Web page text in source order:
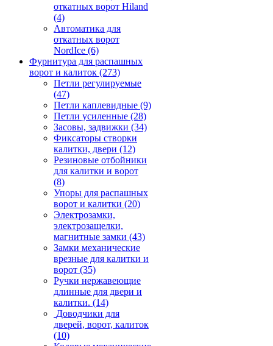
откатных ворот Hiland
(4)
Автоматика для
откатных ворот
NordIce (6)
Фурнитура для распашных
ворот и калиток (273)
Петли регулируемые
(47)
Петли каплевидные (9)
Петли усиленные (28)
Засовы, задвижки (34)
Фиксаторы створки
калитки, двери (12)
Резиновые отбойники
для калитки и ворот
(8)
Упоры для распашных
ворот и калитки (20)
Электрозамки,
электрозащелки,
магнитные замки (43)
Замки механические
врезные для калитки и
ворот (35)
Ручки нержавеющие
длинные для двери и
калитки. (14)
Доводчики для
дверей, ворот, калиток
(10)